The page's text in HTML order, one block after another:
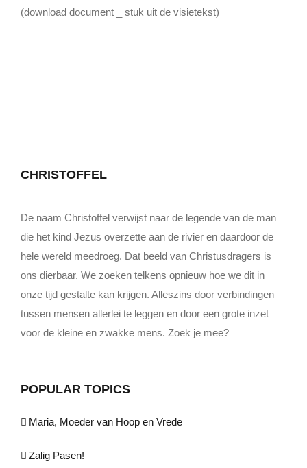
(download document _ stuk uit de visietekst)
CHRISTOFFEL
De naam Christoffel verwijst naar de legende van de man
die het kind Jezus overzette aan de rivier en daardoor de
hele wereld meedroeg. Dat beeld van Christusdragers is
ons dierbaar. We zoeken telkens opnieuw hoe we dit in
onze tijd gestalte kan krijgen. Alleszins door verbindingen
tussen mensen allerlei te leggen en door een grote inzet
voor de kleine en zwakke mens. Zoek je mee?
POPULAR TOPICS
Maria, Moeder van Hoop en Vrede
Zalig Pasen!